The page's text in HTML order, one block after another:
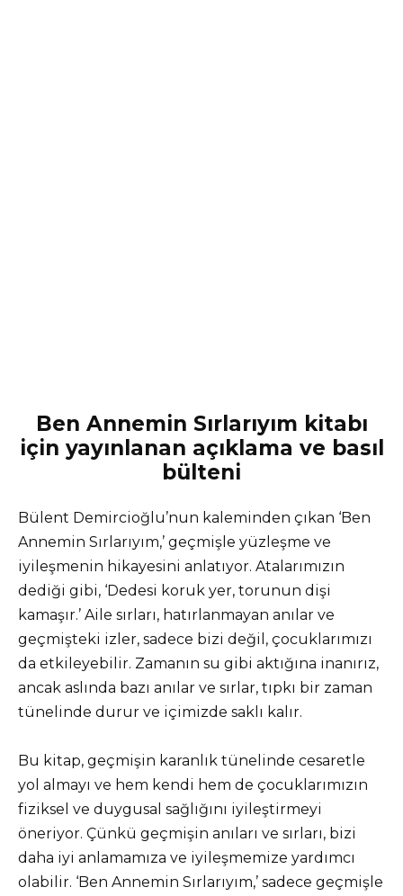
Ben Annemin Sırlarıyım kitabı
için yayınlanan açıklama ve basıl
bülteni
Bülent Demircioğlu’nun kaleminden çıkan ‘Ben
Annemin Sırlarıyım,’ geçmişle yüzleşme ve
iyileşmenin hikayesini anlatıyor. Atalarımızın
dediği gibi, ‘Dedesi koruk yer, torunun dişi
kamaşır.’ Aile sırları, hatırlanmayan anılar ve
geçmişteki izler, sadece bizi değil, çocuklarımızı
da etkileyebilir. Zamanın su gibi aktığına inanırız,
ancak aslında bazı anılar ve sırlar, tıpkı bir zaman
tünelinde durur ve içimizde saklı kalır.
Bu kitap, geçmişin karanlık tünelinde cesaretle
yol almayı ve hem kendi hem de çocuklarımızın
fiziksel ve duygusal sağlığını iyileştirmeyi
öneriyor. Çünkü geçmişin anıları ve sırları, bizi
daha iyi anlamamıza ve iyileşmemize yardımcı
olabilir. ‘Ben Annemin Sırlarıyım,’ sadece geçmişle